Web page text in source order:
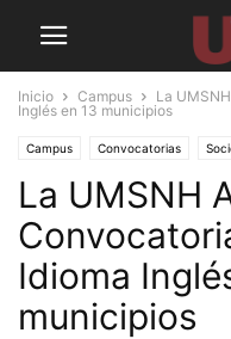
Inicio Campus
La
Inglés en 13 municipios
Campus Convocatorias
La UMSNH
Idioma
municipios